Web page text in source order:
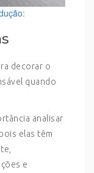
decorar o
quando
analisar
elas têm
e